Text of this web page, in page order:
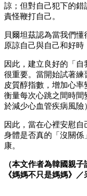
諒；但對自己犯下的
責怪鞭打自己。
貝爾坦茲認為當我們
原諒自己與自己和好時
因此，建立良好的「自
很重要。當開始試著
皮質醇指數，增加心率
衡量每次心跳之間時
於減少心血管疾病風險
因此，當在心裡安慰
身體是否真的「沒關
康。
（本文作者為韓國親
《媽媽不只是媽媽》／